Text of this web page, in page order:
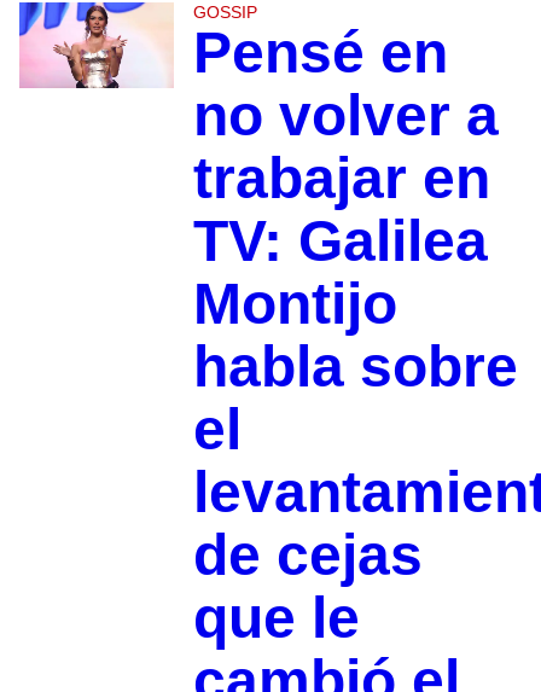
GOSSIP
Pensé en
no volver a
trabajar en
TV: Galilea
Montijo
habla sobre
el
de cejas
que le